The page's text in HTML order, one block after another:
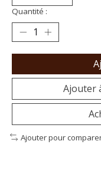
Quantité :
Ajouter
Ajouter pour